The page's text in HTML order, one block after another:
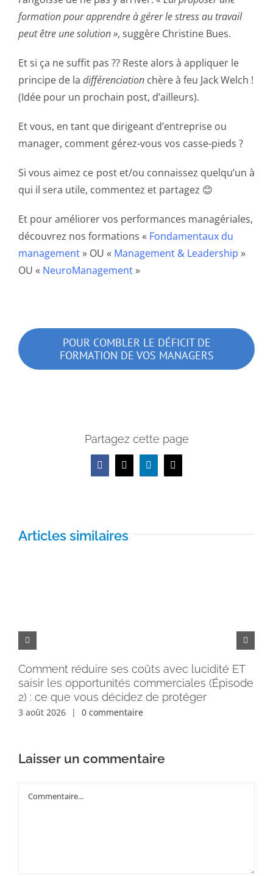
formation pour apprendre à gérer le stress au travail
peut être une solution », suggère Christine Bues.
Et si ça ne suffit pas ?? Reste alors à appliquer le
principe de la différenciation chère à feu Jack Welch !
(Idée pour un prochain post, d’ailleurs).
Et vous, en tant que dirigeant d’entreprise ou
manager, comment gérez-vous vos casse-pieds ?
Si vous aimez ce post et/ou connaissez quelqu’un à
qui il sera utile, commentez et partagez 😊
Et pour améliorer vos performances managériales,
découvrez nos formations « Fondamentaux du
management» OU « Management & Leadership »
OU « NeuroManagement»
POUR COMBLER LE DÉFICIT DE
FORMATION DE VOS MANAGERS
Partagez cette page
Facebook
X LinkedInEmail
Articles similaires
Comment réduire ses coûts avec lucidité ET
saisir les opportunités commerciales (Épisode
2) : ce que vous décidez de protéger
3 août 2026 | 0 commentaire
Laisser un commentaire
Commentaire